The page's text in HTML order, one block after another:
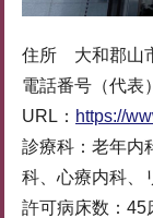
住所 大和郡山
電話番号（代
URL： https://
診療科：老年内
科、心療内科、
許可病床数：45